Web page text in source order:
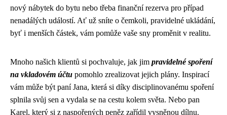
nový nábytek do bytu nebo třeba finanční rezerva pro případ
nenadálých událostí. Ať už sníte o čemkoli, pravidelné ukládání,
byť i menších částek, vám pomůže vaše sny proměnit v realitu.
Mnoho našich klientů si pochvaluje, jak jim pravidelné spoření
na vkladovém účtu pomohlo zrealizovat jejich plány. Inspirací
vám může být paní Jana, která si díky disciplinovanému spoření
splnila svůj sen a vydala se na cestu kolem světa. Nebo pan
Karel, který si z naspořených peněz zařídil vysněnou dílnu.